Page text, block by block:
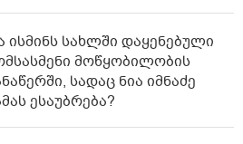
ისმინს სახლში დაყენებული
მოწყობილობის
სადაც ნია იმნაძე
ესაუბრება?